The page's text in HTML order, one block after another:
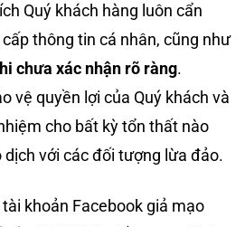
Quý khách hàng luôn cẩn
thông tin cá nhân, cũng như
chưa xác nhận rõ ràng.
vệ quyền lợi của Quý khách và
cho bất kỳ tổn thất nào
với các đối tượng lừa đảo.
khoản Facebook giả mạo